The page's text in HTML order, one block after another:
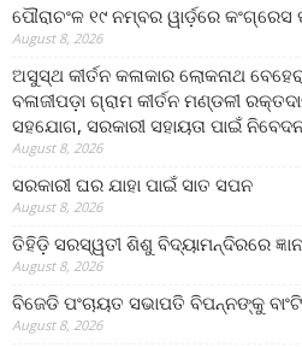
ପୌରାଚଂଳ ୧୯ ନମ୍ବର ୱାର୍ଡ଼ରେ
August 8, 2026
ଅସୁସ୍ଥ କୀର୍ତନ କଳାକାର ଲୋକନାଥ
ବଳାଜୀପଡ଼ା ଗ୍ରାମ କୀର୍ତନ ମଣ୍ଡଳୀ
ସହଯୋଗ, ସରକାରୀ ସହାୟତା ପାଇଁ
August 8, 2026
ସରକାରୀ ଘର ଯାହା ପାଇଁ ସାତ ସପନ
August 8, 2026
ତିହିଡି଼ ସରସ୍ୱତୀ ଶିଶୁ ବିଦ୍ୟାମନ୍ଦିରରେ ଜ୍ଞାନ
August 8, 2026
ବିଜେଡି ପଂଚାୟତ ସଭାପତି ବିପନ୍ନଙ୍କୁ
August 8, 2026